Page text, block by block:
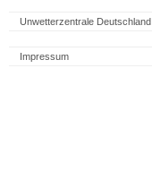
Unwetterzentrale Deutschland
Impressum